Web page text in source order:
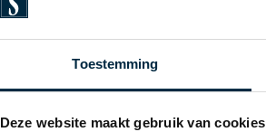
Toestemming
Deze website maakt gebruik van cookies